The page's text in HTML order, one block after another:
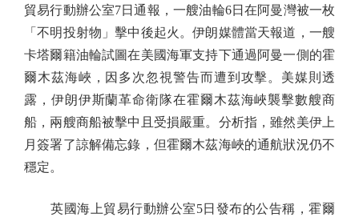
貿易行動辦公室7日通報，一艘油輪6日在阿曼灣被一枚
「不明投射物」擊中後起火。伊朗媒體當天報道，一艘
卡塔爾籍油輪試圖在美國海軍支持下通過阿曼一側的霍
爾木茲海峽，因多次忽視警告而遭到攻擊。美媒則透
露，伊朗伊斯蘭革命衛隊在霍爾木茲海峽襲擊數艘商
船，兩艘商船被擊中且受損嚴重。分析指，雖然美伊上
月簽署了諒解備忘錄，但霍爾木茲海峽的通航狀況仍不
穩定。
英國海上貿易行動辦公室5日發布的公告稱，霍爾